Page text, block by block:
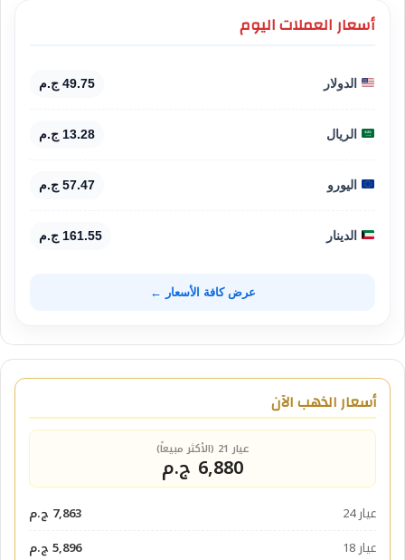
أسعار العملات اليوم
الدولار 49.75 ج.م
الريال 13.28 ج.م
اليورو 57.47 ج.م
الدينار 161.55 ج.م
عرض كافة الأسعار ←
أسعار الذهب الآن
عيار 21 (الأكثر مبيعاً)
6,880 ج.م
عيار 24
7,863 ج.م
عيار 18
5,896 ج.م